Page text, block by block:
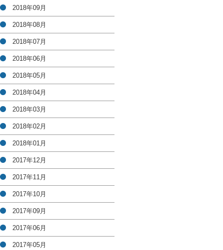
2018年09月
2018年08月
2018年07月
2018年06月
2018年05月
2018年04月
2018年03月
2018年02月
2018年01月
2017年12月
2017年11月
2017年10月
2017年09月
2017年06月
2017年05月